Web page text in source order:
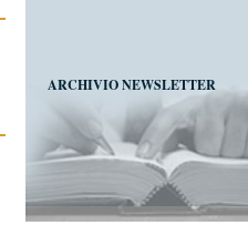
ARCHIVIO NEWSLETTER